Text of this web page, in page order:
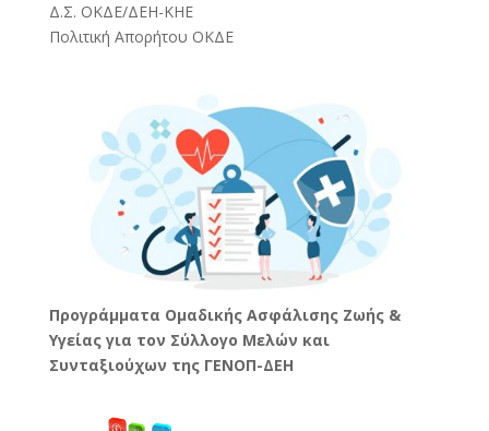
Δ.Σ. ΟΚΔΕ/ΔΕΗ-ΚΗΕ
Πολιτική Απορήτου ΟΚΔΕ
Προγράμματα Ομαδικής Ασφάλισης Ζωής &
Υγείας για τον Σύλλογο Μελών και
Συνταξιούχων της ΓΕΝΟΠ-ΔΕΗ